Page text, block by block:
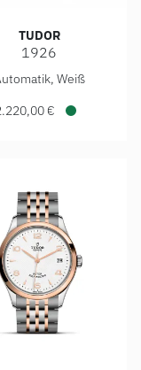
2.330,00 €
TUDOR
1926
1926, Ref:
Weiß
€